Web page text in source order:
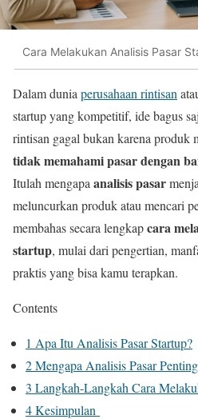
Cara Melakukan Analisis Pasar
Dalam dunia perusahaan rintisan
startup yang kompetitif, ide bagus
rintisan gagal bukan karena produk
tidak memahami pasar dengan
Itulah mengapa analisis pasar
meluncurkan produk atau mencari
membahas secara lengkapcara
startup, mulai dari pengertian,
praktis yang bisa kamu terapkan.
Contents
1 Apa Itu Analisis Pasar Startup?
2Mengapa Analisis Pasar
3 Langkah-Langkah Cara
4Kesimpulan